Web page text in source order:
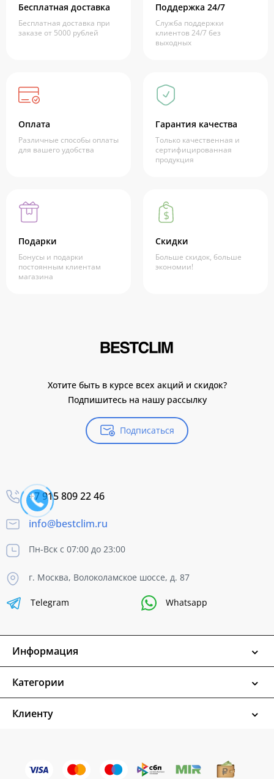
Бесплатная доставка
Бесплатная доставка при
заказе от 5000 рублей
Поддержка 24/7
Служба поддержки
клиентов 24/7 без
выходных
Оплата
Различные способы оплаты
для вашего удобства
Гарантия качества
Только качественная и
сертифицированная
продукция
Подарки
Бонусы и подарки
постоянным клиентам
магазина
Скидки
Больше скидок, больше
экономии!
Хотите быть в курсе всех акций и скидок?
Подпишитесь на нашу рассылку
Подписаться
+7 915 809 22 46
info@bestclim.ru
Пн-Вск с 07:00 до 23:00
г. Москва, Волоколамское шоссе, д. 87
Telegram Whatsapp
Информация
Категории
Клиенту